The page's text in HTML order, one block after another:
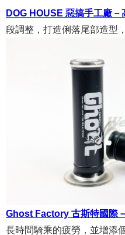
DOG HOUSE 惡搞手工廠－
段調整，打造俐落尾部造型
Ghost Factory 古斯特國際
長時間騎乘的疲勞，並增添